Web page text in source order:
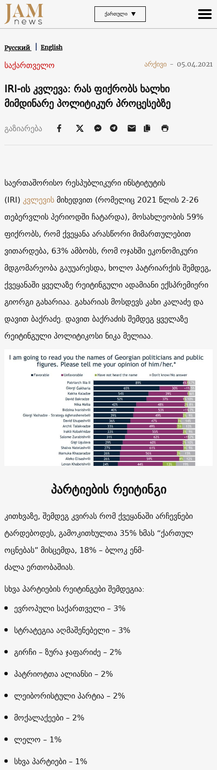
ᲥᲐᲠᲗᲣᲚᲘ
Русский English
საქართველო არქივი - 05.04.2021
IRI-ის კვლევა: რას ფიქრობს ხალხი
მიმდინარე პოლიტიკურ პროცესებზე
გაზიარება
საერთაშორისო რესპუბლიკური ინსტიტუტის
(IRI) კვლევისმიხედვით (რომელიც 2021 წლის 2-26
თებერვლის პერიოდში ჩატარდა), მოსახლეობის 59%
ფიქრობს, რომ ქვეყანა არასწორი მიმართულებით
ვითარდება, 63% ამბობს, რომ ოჯახში ეკონომიკური
მდგომარეობა გაუუარესდა, ხოლო პატრიარქის შემდეგ,
ქვეყანაში ყველაზე რეიტინგული ადამიანი ექსპრემიერი
გიორგი გახარიაა. გახარიას მოსდევს კახი კალაძე და
დავით ბაქრაძე. დავით ბაქრაძის შემდეგ ყველაზე
რეიტინგული პოლიტიკოსი ნიკა მელიაა.
პარტიების რეიტინგი
კითხვაზე, შემდეგ კვირას რომ ქვეყანაში არჩევნები
ტარდებოდეს, გამოკითხულთა 35% ხმას “ქართულ
ოცნებას” მისცემდა, 18% – ბლოკ ენმ-
ძალა ერთობაშიას.
სხვა პარტიების რეიტინგები შემდეგია:
ევროპული საქართველი – 3%
სტრატეგია აღმაშენებელი – 3%
გირჩი – ზურა ჯაფარიძე – 2%
პატრიოტთა ალიანსი – 2%
ლეიბორისტული პარტია – 2%
მოქალაქეები – 2%
ლელო – 1%
სხვა პარტიები – 1%